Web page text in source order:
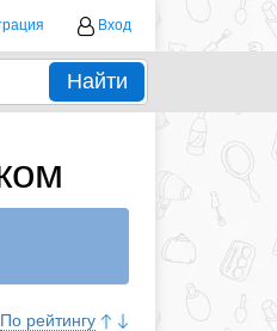
Вход
Найти
По рейтингу